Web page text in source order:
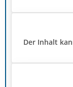
Der Inhalt